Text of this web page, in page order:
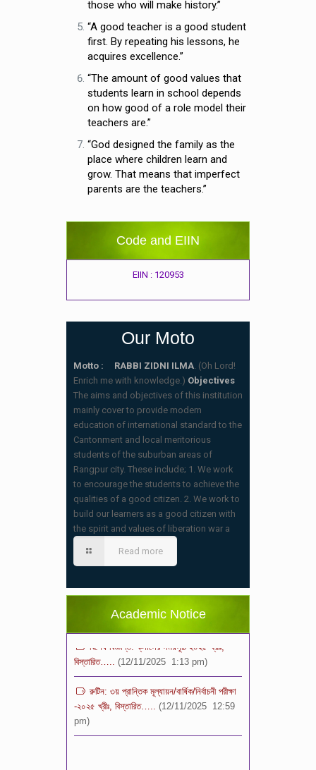
those who will make history.”
“A good teacher is a good student
first. By repeating his lessons, he
acquires excellence.”
“The amount of good values that
students learn in school depends
on how good of a role model their
teachers are.”
“God designed the family as the
place where children learn and
grow. That means that imperfect
parents are the teachers.”
Code and EIIN
EIIN : 120953
Our Moto
Motto : RABBI ZIDNI ILMA. (Oh Lord!
Enrich me with knowledge.) Objectives
The aims and objectives of this institution
mainly cover to provide modern
education of international standard to the
Cantonment and local meritorious
students of the suburban areas of
Rangpur city. These include; 1. We work
to encourage the students to achieve the
qualities of a good citizen. 2. We work to
build our learners as a good citizen with
the spirit and values of liberation war a
Read more
Academic Notice
স্কুলের ছুটির তালিকা ও বর্ষপঞ্জি – ২০২৬
শ্রেণি পযর্ন্ত ফরম বিতরন চলছে… বিস্তারিত
বিশেষ বিজ্ঞপ্তি: ক্লাসের সময়সূচি ২০২৫ খ্রীঃ,
বিস্তারিত….. (12/11/2025 1:13 pm)
রুটিন: ৩য় প্রান্তিক মূল্যায়ন/বার্ষিক/নির্বাচনী পরীক্ষা
-২০২৫ খ্রীঃ, বিস্তারিত….. (12/11/2025 12:59
pm)